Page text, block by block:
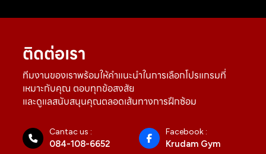
ติดต่อเรา
ทีมงานของเราพร้อมให้คำแนะนำในการเลือกโปรแกรมที่
เหมาะกับคุณ ตอบทุกข้อสงสัย
และดูแลสนับสนุนคุณตลอดเส้นทางการฝึกซ้อม
Cantac us :
084-108-6652
Facebook :
Krudam Gym